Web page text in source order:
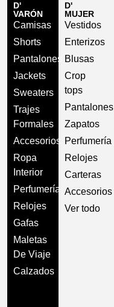
D'
VARÓN
Camisas
Shorts
Pantalones
Jackets
Sweaters
Trajes
Formales
Accesorios
Ropa
Interior
Perfumería
Relojes
Gafas
Maletas
De Viaje
Calzados
D'
MUJER
Vestidos
Enterizos
Blusas
Crop
tops
Pantalones
Zapatos
Perfumería
Relojes
Carteras
Accesorios
Ver todo